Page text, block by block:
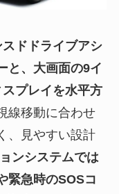
ドドライブアシ
と、大画面の9イ
プレイを水平方
線移動に合わせ
、見やすい設計
ンシステムでは
緊急時のSOSコ